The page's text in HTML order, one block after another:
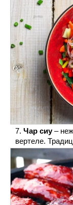
Чар сиу–
вертеле.